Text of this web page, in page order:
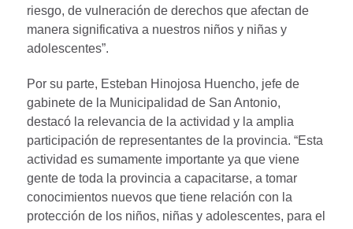
riesgo, de vulneración de derechos que afectan de
manera significativa a nuestros niños y niñas y
adolescentes”.
Por su parte, Esteban Hinojosa Huencho, jefe de
gabinete de la Municipalidad de San Antonio,
destacó la relevancia de la actividad y la amplia
participación de representantes de la provincia. “Esta
actividad es sumamente importante ya que viene
gente de toda la provincia a capacitarse, a tomar
conocimientos nuevos que tiene relación con la
protección de los niños, niñas y adolescentes, para el